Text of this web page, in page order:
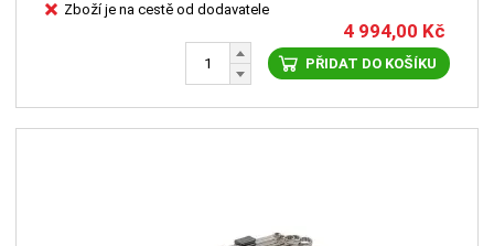
Zboží je na cestě od dodavatele
4 994,00 Kč
PŘIDAT DO KOŠÍKU